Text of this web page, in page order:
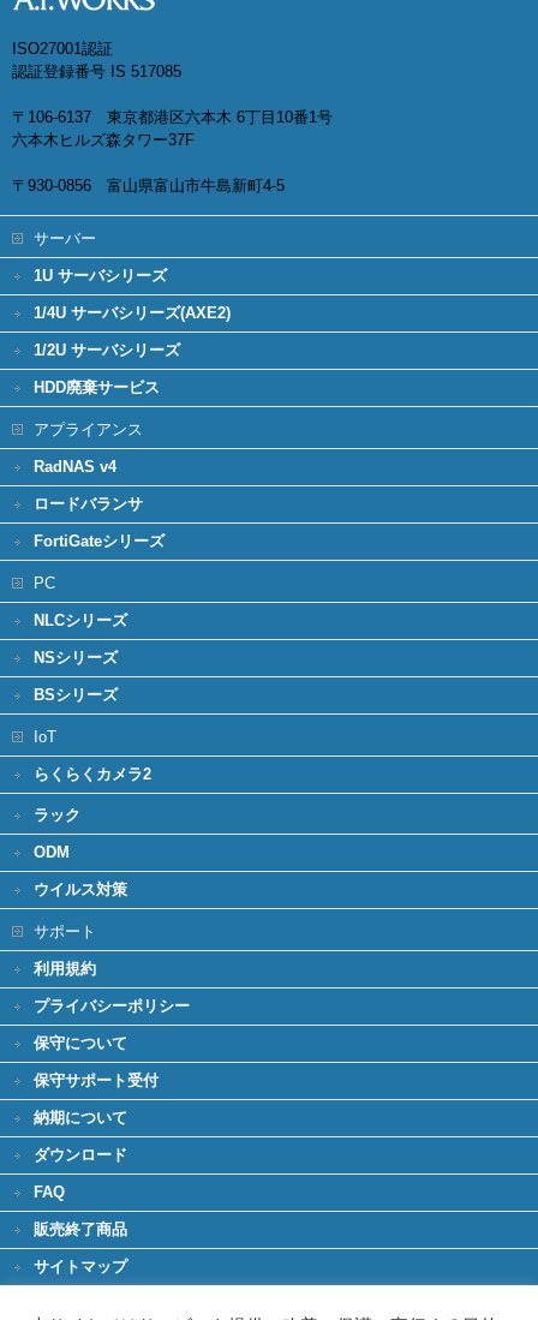
ISO27001認証
認証登録番号 IS 517085
〒106-6137 東京都港区六本木 6丁目10番1号
六本木ヒルズ森タワー37F
〒930-0856 富山県富山市牛島新町4-5
サーバー
1U サーバシリーズ
1/4U サーバシリーズ(AXE2)
1/2U サーバシリーズ
HDD廃棄サービス
アプライアンス
RadNAS v4
ロードバランサ
FortiGateシリーズ
PC
NLCシリーズ
NSシリーズ
BSシリーズ
IoT
らくらくカメラ2
ラック
ODM
ウイルス対策
サポート
利用規約
プライバシーポリシー
保守について
保守サポート受付
納期について
ダウンロード
FAQ
販売終了商品
サイトマップ